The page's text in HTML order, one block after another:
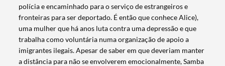
polícia e encaminhado para o serviço de estrangeiros e
fronteiras para ser deportado. É então que conhece Alice),
uma mulher que há anos luta contra uma depressão e que
trabalha como voluntária numa organização de apoio a
imigrantes ilegais. Apesar de saber em que deveriam manter
a distância para não se envolverem emocionalmente, Samba